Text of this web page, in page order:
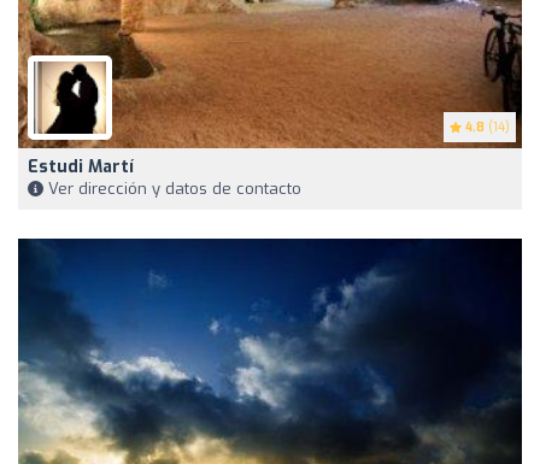
4.8 (14)
Estudi Martí
Ver dirección y datos de contacto